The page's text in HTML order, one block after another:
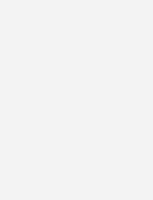
Insgesamt steht der
darf diese Tür jetzt
Bundesländern im
unseren kostenlosen